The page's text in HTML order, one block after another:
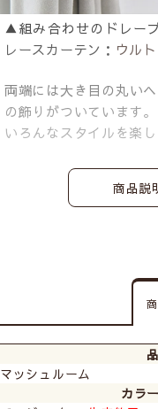
▲組み合わせのドレー
レースカーテン： ウル
両端には大き目の丸い
の飾りがついています。
いろんなスタイルを楽
商品説
マッシュルーム
カラ